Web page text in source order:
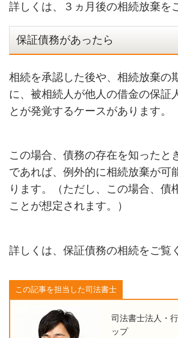
詳しくは、３ヵ月後の相続放棄を
保証債務があったら
相続を承認した後や、相続放棄の
に、被相続人が他人の借金の保証
とが発覚するケースがあります。
この場合、債務の存在を知ったと
であれば、例外的に相続放棄が可
ります。（ただし、この場合、債
ことが想定されます。）
詳しくは、保証債務の相続をご覧
この記事を担当した司法書士
司法書士法人・
ップ